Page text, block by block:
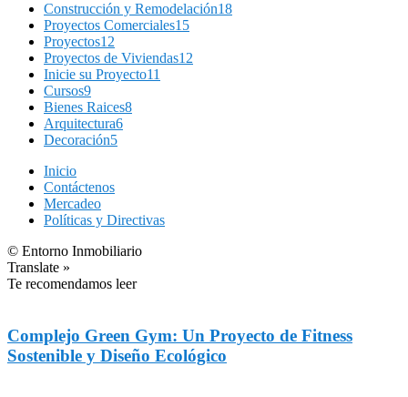
Construcción y Remodelación18
Proyectos Comerciales15
Proyectos12
Proyectos de Viviendas12
Inicie su Proyecto11
Cursos9
Bienes Raices8
Arquitectura6
Decoración5
Inicio
Contáctenos
Mercadeo
Políticas y Directivas
© Entorno Inmobiliario
Translate »
Te recomendamos leer
Complejo Green Gym: Un Proyecto de Fitness
Sostenible y Diseño Ecológico